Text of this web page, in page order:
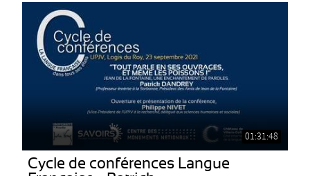
01:31:48
Cycle de conférences Langue